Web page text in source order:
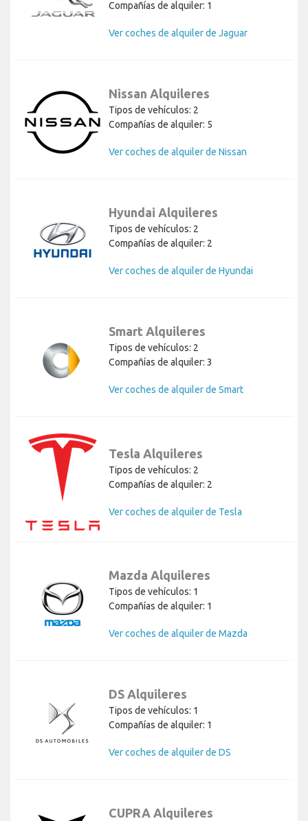
Compañías de alquiler: 1
Ver coches de alquiler de Jaguar
Nissan Alquileres
Tipos de vehículos: 2
Compañías de alquiler: 5
Ver coches de alquiler de Nissan
Hyundai Alquileres
Tipos de vehículos: 2
Compañías de alquiler: 2
Ver coches de alquiler de Hyundai
Smart Alquileres
Tipos de vehículos: 2
Compañías de alquiler: 3
Ver coches de alquiler de Smart
Tesla Alquileres
Tipos de vehículos: 2
Compañías de alquiler: 2
Ver coches de alquiler de Tesla
Mazda Alquileres
Tipos de vehículos: 1
Compañías de alquiler: 1
Ver coches de alquiler de Mazda
DS Alquileres
Tipos de vehículos: 1
Compañías de alquiler: 1
Ver coches de alquiler de DS
CUPRA Alquileres